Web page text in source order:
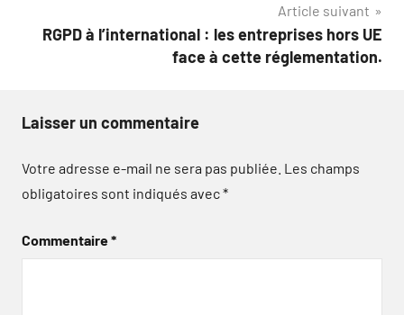
Article suivant
RGPD à l’international : les entreprises hors UE
face à cette réglementation.
Laisser un commentaire
Votre adresse e-mail ne sera pas publiée. Les champs
obligatoires sont indiqués avec*
Commentaire*